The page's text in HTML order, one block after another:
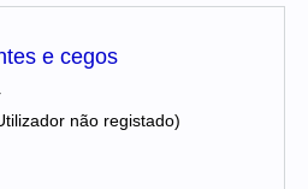
e cegos
não registado)